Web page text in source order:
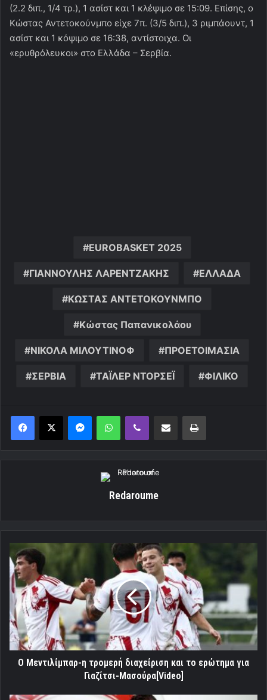
(2.2 διπ., 1/4 τρ.), 1 ασίστ και 1 κλέψιμο σε 15:09. Επίσης, ο
Κώστας Αντετοκούνμπο είχε 7π. (3/5 διπ.), 3 ριμπάουντ, 1
ασίστ και 1 κόψιμο σε 16:38, αντίστοιχα. Οι
«ερυθρόλευκοι» στο Ελλάδα – Σερβία.
EUROBASKET 2025
ΓΙΑΝΝΟΥΛΗΣ ΛΑΡΕΝΤΖΑΚΗΣ ΕΛΛΑΔΑ
ΚΩΣΤΑΣ ΑΝΤΕΤΟΚΟΥΝΜΠΟ
Κώστας Παπανικολάου
ΝΙΚΟΛΑ ΜΙΛΟΥΤΙΝΟΦ ΠΡΟΕΤΟΙΜΑΣΙΑ
ΣΕΡΒΙΑ ΤΑΪΛΕΡ ΝΤΟΡΣΕΪ ΦΙΛΙΚΟ
MessengerWhatsAppViber Κοινοποίηση μέσω ηλεκτρονικού ταχυδρομείουΕκτύπωση
Redaroume
Μεντιλίμπαρ-
η
τρομερή
διαχείριση
και
τo
ερώτημα
για
Γιαζίτσι-
Ο Μεντιλίμπαρ-η τρομερή διαχείριση και τo ερώτημα για
Γιαζίτσι-Μασούρα[Video]